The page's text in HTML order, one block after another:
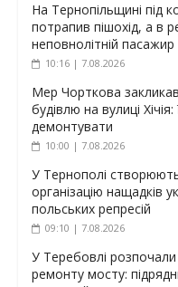
На Тернопільщині під
потрапив пішохід, а в
неповнолітній
10:16 | 7.08.2026
Мер Чорткова
будівлю на вулиці
демонтувати
10:00 | 7.08.2026
У Тернополі
організацію нащадків
польських репресій
09:10 | 7.08.2026
У Теребовлі
ремонту мосту: